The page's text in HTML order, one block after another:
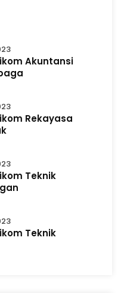
Akuntansi
Rekayasa
Teknik
Teknik